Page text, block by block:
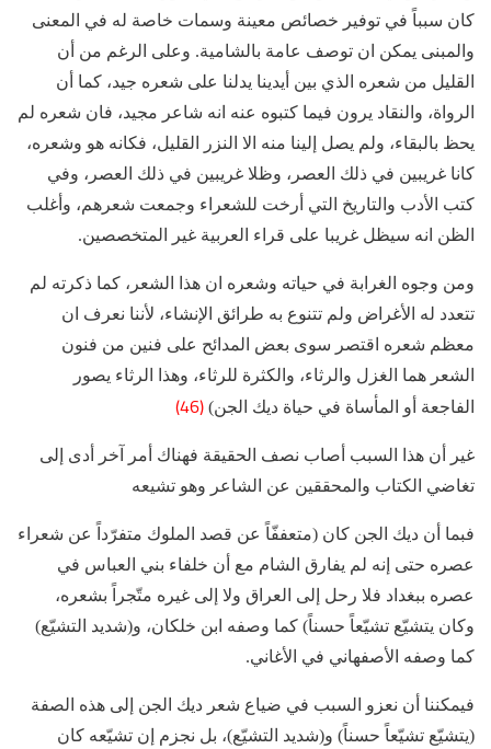
كان سبباً في توفير خصائص معينة وسمات خاصة له في المعنى
والمبنى يمكن ان توصف عامة بالشامية. وعلى الرغم من أن
القليل من شعره الذي بين أيدينا يدلنا على شعره جيد، كما أن
الرواة، والنقاد يرون فيما كتبوه عنه انه شاعر مجيد، فان شعره لم
يحظ بالبقاء، ولم يصل إلينا منه الا النزر القليل، فكانه هو وشعره،
كانا غريبين في ذلك العصر، وظلا غريبين في ذلك العصر، وفي
كتب الأدب والتاريخ التي أرخت للشعراء وجمعت شعرهم، وأغلب
الظن انه سيظل غريبا على قراء العربية غير المتخصصين.
ومن وجوه الغرابة في حياته وشعره ان هذا الشعر، كما ذكرته لم
تتعدد له الأغراض ولم تتنوع به طرائق الإنشاء، لأننا نعرف ان
معظم شعره اقتصر سوى بعض المدائح على فنين من فنون
الشعر هما الغزل والرثاء، والكثرة للرثاء، وهذا الرثاء يصور
الفاجعة أو المأساة في حياة ديك الجن) (46)
غير أن هذا السبب أصاب نصف الحقيقة فهناك أمر آخر أدى إلى
تغاضي الكتاب والمحققين عن الشاعر وهو تشيعه
فبما أن ديك الجن كان (متعففّاً عن قصد الملوك متفرّداً عن شعراء
عصره حتى إنه لم يفارق الشام مع أن خلفاء بني العباس في
عصره ببغداد فلا رحل إلى العراق ولا إلى غيره متّجراً بشعره،
وكان يتشيّع تشيّعاً حسناً) كما وصفه ابن خلكان، و(شديد التشيّع)
كما وصفه الأصفهاني في الأغاني.
فيمكننا أن نعزو السبب في ضياع شعر ديك الجن إلى هذه الصفة
(يتشيّع تشيّعاً حسناً) و(شديد التشيّع)، بل نجزم إن تشيّعه كان